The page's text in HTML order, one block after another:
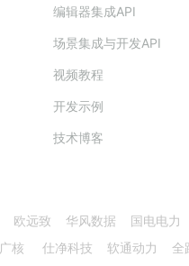
编辑器集成API
场景集成与开发API
视频教程
开发示例
技术博客
欧远致 华风数据 国电电
核 仕净科技 软通动力 全